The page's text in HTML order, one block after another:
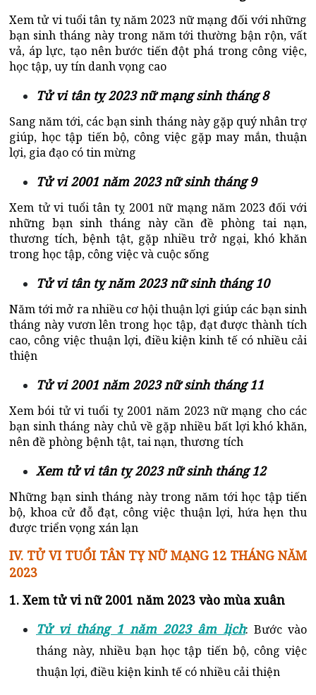
Xem tử vi tuổi tân tỵ năm 2023 nữ mạng đối với những
bạn sinh tháng này trong năm tới thường bận rộn, vất
vả, áp lực, tạo nên bước tiến đột phá trong công việc,
học tập, uy tín danh vọng cao
Tử vi tân tỵ 2023 nữ mạng sinh tháng 8
Sang năm tới, các bạn sinh tháng này gặp quý nhân trợ
giúp, học tập tiến bộ, công việc gặp may mắn, thuận
lợi, gia đạo có tin mừng
Tử vi 2001 năm 2023 nữ sinh tháng 9
Xem tử vi tuổi tân tỵ 2001 nữ mạng năm 2023 đối với
những bạn sinh tháng này cần đề phòng tai nạn,
thương tích, bệnh tật, gặp nhiều trở ngại, khó khăn
trong học tập, công việc và cuộc sống
Tử vi tân tỵ năm 2023 nữ sinh tháng 10
Năm tới mở ra nhiều cơ hội thuận lợi giúp các bạn sinh
tháng này vươn lên trong học tập, đạt được thành tích
cao, công việc thuận lợi, điều kiện kinh tế có nhiều cải
thiện
Tử vi 2001 năm 2023 nữ sinh tháng 11
Xem bói tử vi tuổi tỵ 2001 năm 2023 nữ mạng cho các
bạn sinh tháng này chủ về gặp nhiều bất lợi khó khăn,
nên đề phòng bệnh tật, tai nạn, thương tích
Xem tử vi tân tỵ 2023 nữ sinh tháng 12
Những bạn sinh tháng này trong năm tới học tập tiến
bộ, khoa cử đỗ đạt, công việc thuận lợi, hứa hẹn thu
được triển vọng xán lạn
IV. TỬ VI TUỔI TÂN TỴ NỮ MẠNG 12 THÁNG NĂM
2023
1. Xem tử vi nữ 2001 năm 2023 vào mùa xuân
Tử vi tháng 1 năm 2023 âm lịch: Bước vào
tháng này, nhiều bạn học tập tiến bộ, công việc
thuận lợi, điều kiện kinh tế có nhiều cải thiện